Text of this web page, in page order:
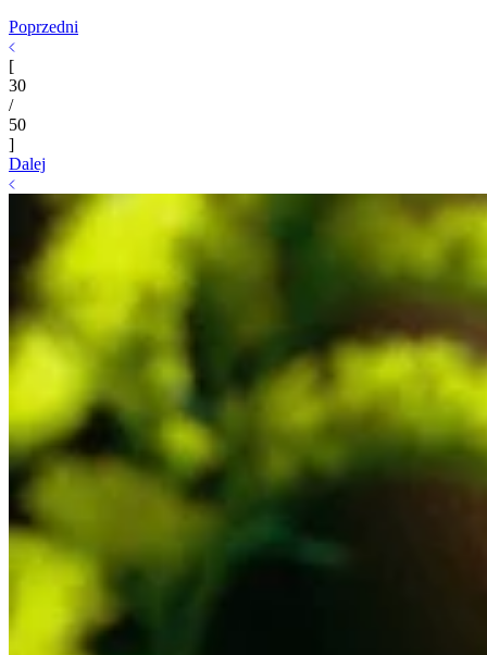
Poprzedni
[
30
/
50
]
Dalej